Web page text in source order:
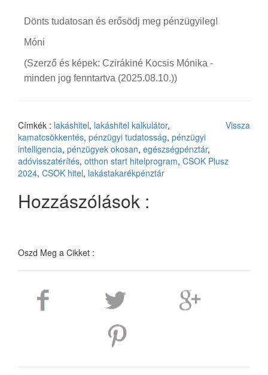
Dönts tudatosan és erősödj meg pénzügyileg!
Móni
(Szerző és képek: Czirákiné Kocsis Mónika -
minden jog fenntartva (2025.08.10.))
Vissza
Címkék : lakáshitel, lakáshitel kalkulátor,
kamatcsökkentés, pénzügyi tudatosság, pénzügyi
intelligencia, pénzügyek okosan, egészségpénztár,
adóvisszatérítés, otthon start hitelprogram, CSOK Plusz
2024, CSOK hitel, lakástakarékpénztár
Hozzászólások :
Oszd Meg a Cikket :